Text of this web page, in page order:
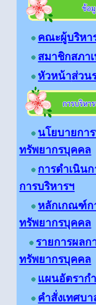
คณะผู้บริหา
สมาชิกสภา
หัวหน้าส่วน
นโยบายกา
ทรัพยากรบุคคล
การดำเนิน
การบริหารฯ
หลักเกณฑ์ก
ทรัพยากรบุคคล
รายการผลก
ทรัพยากรบุคคล
แผนอัตราก
คำสั่งเทศบา